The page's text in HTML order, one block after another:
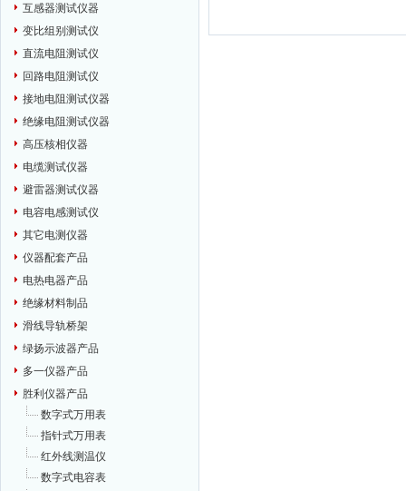
互感器测试仪器
变比组别测试仪
直流电阻测试仪
回路电阻测试仪
接地电阻测试仪器
绝缘电阻测试仪器
高压核相仪器
电缆测试仪器
避雷器测试仪器
电容电感测试仪
其它电测仪器
仪器配套产品
电热电器产品
绝缘材料制品
滑线导轨桥架
绿扬示波器产品
多一仪器产品
胜利仪器产品
数字式万用表
指针式万用表
红外线测温仪
数字式电容表